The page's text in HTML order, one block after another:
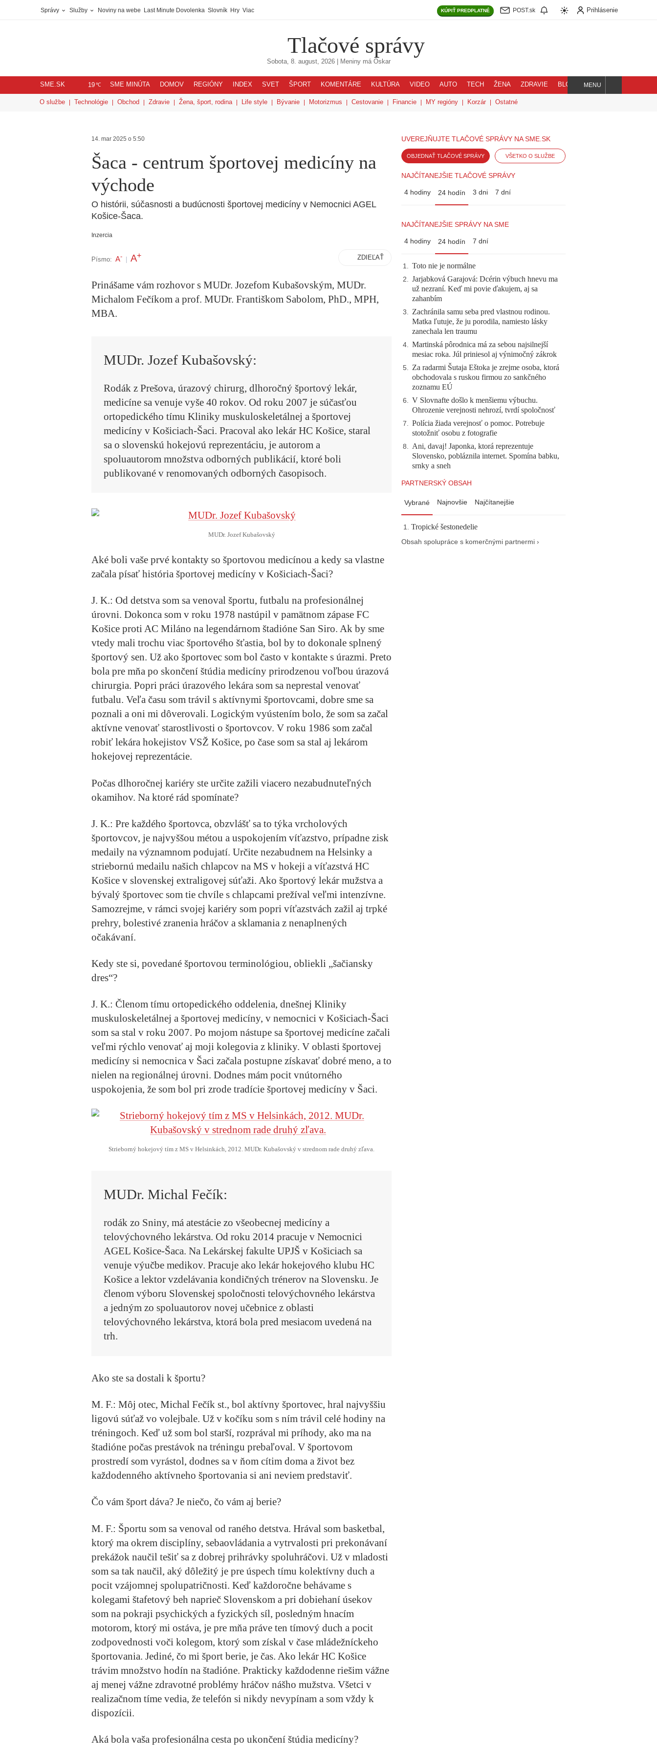
Správy Služby Noviny na webe Last Minute Dovolenka Slovník Hry Viac KÚPIŤ PREDPLATNÉ POST.sk Prihlásenie
Tlačové správy
Sobota, 8. august, 2026| Meniny má Oskar
SME.SK 19℃ SME MINÚTA DOMOV REGIÓNY INDEX SVET ŠPORT KOMENTÁRE KULTÚRA VIDEO AUTO TECH ŽENA ZDRAVIE BLOG
Hľadaj
MENU
O službe Technológie Obchod Zdravie Žena, šport, rodina Life style Bývanie Motorizmus Cestovanie Financie MY regióny Korzár Ostatné
14. mar 2025 o 5:50
Šaca - centrum športovej medicíny na
východe
O histórii, súčasnosti a budúcnosti športovej medicíny v Nemocnici AGEL
Košice-Šaca.
Inzercia
Písmo: A- A+ ZDIEĽAŤ
Prinášame vám rozhovor s MUDr. Jozefom Kubašovským, MUDr.
Michalom Fečíkom a prof. MUDr. Františkom Sabolom, PhD., MPH,
MBA.
MUDr. Jozef Kubašovský:
Rodák z Prešova, úrazový chirurg, dlhoročný športový lekár,
medicíne sa venuje vyše 40 rokov. Od roku 2007 je súčasťou
ortopedického tímu Kliniky muskuloskeletálnej a športovej
medicíny v Košiciach-Šaci. Pracoval ako lekár HC Košice, staral
sa o slovenskú hokejovú reprezentáciu, je autorom a
spoluautorom množstva odborných publikácií, ktoré boli
publikované v renomovaných odborných časopisoch.
MUDr. Jozef Kubašovský
Aké boli vaše prvé kontakty so športovou medicínou a kedy sa vlastne
začala písať história športovej medicíny v Košiciach-Šaci?
J. K.: Od detstva som sa venoval športu, futbalu na profesionálnej
úrovni. Dokonca som v roku 1978 nastúpil v pamätnom zápase FC
Košice proti AC Miláno na legendárnom štadióne San Siro. Ak by sme
vtedy mali trochu viac športového šťastia, bol by to dokonale splnený
športový sen. Už ako športovec som bol často v kontakte s úrazmi. Preto
bola pre mňa po skončení štúdia medicíny prirodzenou voľbou úrazová
chirurgia. Popri práci úrazového lekára som sa neprestal venovať
futbalu. Veľa času som trávil s aktívnymi športovcami, dobre sme sa
poznali a oni mi dôverovali. Logickým vyústením bolo, že som sa začal
aktívne venovať starostlivosti o športovcov. V roku 1986 som začal
robiť lekára hokejistov VSŽ Košice, po čase som sa stal aj lekárom
hokejovej reprezentácie.
Počas dlhoročnej kariéry ste určite zažili viacero nezabudnuteľných
okamihov. Na ktoré rád spomínate?
J. K.: Pre každého športovca, obzvlášť sa to týka vrcholových
športovcov, je najvyššou métou a uspokojením víťazstvo, prípadne zisk
medaily na významnom podujatí. Určite nezabudnem na Helsinky a
striebornú medailu našich chlapcov na MS v hokeji a víťazstvá HC
Košice v slovenskej extraligovej súťaži. Ako športový lekár mužstva a
bývalý športovec som tie chvíle s chlapcami prežíval veľmi intenzívne.
Samozrejme, v rámci svojej kariéry som popri víťazstvách zažil aj trpké
prehry, bolestivé zranenia hráčov a sklamania z nenaplnených
očakávaní.
Kedy ste si, povedané športovou terminológiou, obliekli „šačiansky
dres“?
J. K.: Členom tímu ortopedického oddelenia, dnešnej Kliniky
muskuloskeletálnej a športovej medicíny, v nemocnici v Košiciach-Šaci
som sa stal v roku 2007. Po mojom nástupe sa športovej medicíne začali
veľmi rýchlo venovať aj moji kolegovia z kliniky. V oblasti športovej
medicíny si nemocnica v Šaci začala postupne získavať dobré meno, a to
nielen na regionálnej úrovni. Dodnes mám pocit vnútorného
uspokojenia, že som bol pri zrode tradície športovej medicíny v Šaci.
Strieborný hokejový tím z MS v Helsinkách, 2012. MUDr. Kubašovský v strednom rade druhý zľava.
MUDr. Michal Fečík:
rodák zo Sniny, má atestácie zo všeobecnej medicíny a
telovýchovného lekárstva. Od roku 2014 pracuje v Nemocnici
AGEL Košice-Šaca. Na Lekárskej fakulte UPJŠ v Košiciach sa
venuje výučbe medikov. Pracuje ako lekár hokejového klubu HC
Košice a lektor vzdelávania kondičných trénerov na Slovensku. Je
členom výboru Slovenskej spoločnosti telovýchovného lekárstva
a jedným zo spoluautorov novej učebnice z oblasti
telovýchovného lekárstva, ktorá bola pred mesiacom uvedená na
trh.
Ako ste sa dostali k športu?
M. F.: Môj otec, Michal Fečík st., bol aktívny športovec, hral najvyššiu
ligovú súťaž vo volejbale. Už v kočíku som s ním trávil celé hodiny na
tréningoch. Keď už som bol starší, rozprával mi príhody, ako ma na
štadióne počas prestávok na tréningu prebaľoval. V športovom
prostredí som vyrástol, dodnes sa v ňom cítim doma a život bez
každodenného aktívneho športovania si ani neviem predstaviť.
Čo vám šport dáva? Je niečo, čo vám aj berie?
M. F.: Športu som sa venoval od raného detstva. Hrával som basketbal,
ktorý ma okrem disciplíny, sebaovládania a vytrvalosti pri prekonávaní
prekážok naučil tešiť sa z dobrej prihrávky spoluhráčovi. Už v mladosti
som sa tak naučil, aký dôležitý je pre úspech tímu kolektívny duch a
pocit vzájomnej spolupatričnosti. Keď každoročne behávame s
kolegami štafetový beh naprieč Slovenskom a pri dobiehaní úsekov
som na pokraji psychických a fyzických síl, posledným hnacím
motorom, ktorý mi ostáva, je pre mňa práve ten tímový duch a pocit
zodpovednosti voči kolegom, ktorý som získal v čase mládežníckeho
športovania. Jediné, čo mi šport berie, je čas. Ako lekár HC Košice
trávim množstvo hodín na štadióne. Prakticky každodenne riešim vážne
aj menej vážne zdravotné problémy hráčov nášho mužstva. Všetci v
realizačnom tíme vedia, že telefón si nikdy nevypínam a som vždy k
dispozícii.
Aká bola vaša profesionálna cesta po ukončení štúdia medicíny?
UVEREJŇUJTE TLAČOVÉ SPRÁVY NA SME.SK
OBJEDNAŤ TLAČOVÉ SPRÁVY VŠETKO O SLUŽBE
NAJČÍTANEJŠIE TLAČOVÉ SPRÁVY
4 hodiny 24 hodín 3 dni 7 dní
NAJČÍTANEJŠIE SPRÁVY NA SME
4 hodiny 24 hodín 7 dní
1. Toto nie je normálne
2. Jarjabková Garajová: Dcérin výbuch hnevu ma
už nezraní. Keď mi povie ďakujem, aj sa
zahanbím
3. Zachránila samu seba pred vlastnou rodinou.
Matka ľutuje, že ju porodila, namiesto lásky
zanechala len traumu
4. Martinská pôrodnica má za sebou najsilnejší
mesiac roka. Júl priniesol aj výnimočný zákrok
5. Za radarmi Šutaja Eštoka je zrejme osoba, ktorá
obchodovala s ruskou firmou zo sankčného
zoznamu EÚ
6. V Slovnafte došlo k menšiemu výbuchu.
Ohrozenie verejnosti nehrozí, tvrdí spoločnosť
7. Polícia žiada verejnosť o pomoc. Potrebuje
stotožniť osobu z fotografie
8. Ani, davaj! Japonka, ktorá reprezentuje
Slovensko, pobláznila internet. Spomína babku,
srnky a sneh
PARTNERSKÝ OBSAH
Vybrané Najnovšie Najčítanejšie
Tropické šestonedelie
Obsah spolupráce s komerčnými partnermi ›